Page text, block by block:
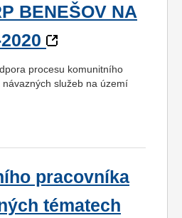
BENEŠOV NA
procesu komunitního
služeb na území
pracovníka
tématech